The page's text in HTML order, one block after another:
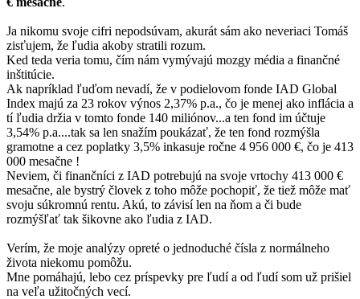
Ja nikomu svoje cifri nepodsúvam, akurát sám ako neveriaci Tomáš
zisťujem, že ľudia akoby stratili rozum.
Ked teda veria tomu, čím nám vymývajú mozgy média a finančné
inštitúcie.
Ak napríklad ľuďom nevadí, že v podielovom fonde IAD Global
Index majú za 23 rokov výnos 2,37% p.a., čo je menej ako inflácia a
tí ľudia držia v tomto fonde 140 miliónov...a ten fond im účtuje
3,54% p.a....tak sa len snažím poukázať, že ten fond rozmýšla
gramotne a cez poplatky 3,5% inkasuje ročne 4 956 000 €, čo je 413
000 mesačne !
Neviem, či finančníci z IAD potrebujú na svoje vrtochy 413 000 €
mesačne, ale bystrý človek z toho môže pochopiť, že tiež môže mať
svoju súkromnú rentu. Akú, to závisí len na ňom a či bude
rozmýšľať tak šikovne ako ľudia z IAD.
Verím, že moje analýzy opreté o jednoduché čísla z normálneho
života niekomu pomôžu.
Mne pomáhajú, lebo cez príspevky pre ľudí a od ľudí som už prišiel
na veľa užitočných vecí.